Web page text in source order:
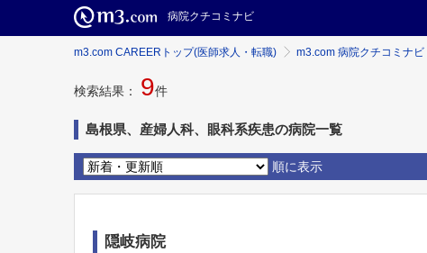
病院クチコミナビ
m3.com CAREERトップ(医師求人・転職) m3.com 病院クチコミナビ
検索結果： 9件
島根県、産婦人科、眼科系疾患の病院一覧
順に表示
隠岐病院